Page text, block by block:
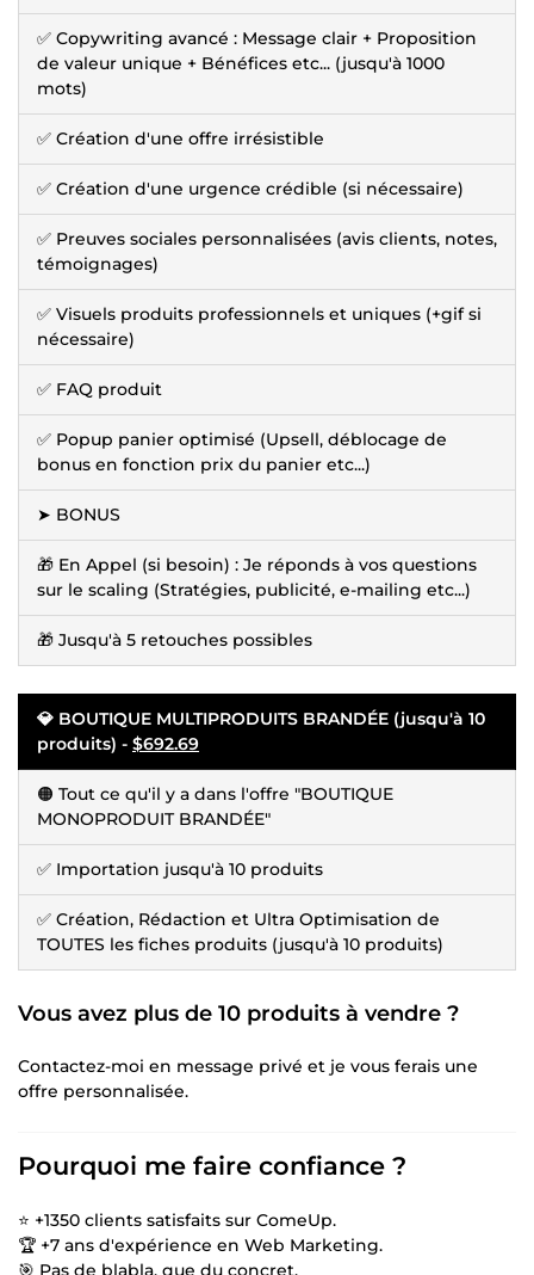
✅ Copywriting avancé : Message clair + Proposition
de valeur unique + Bénéfices etc... (jusqu'à 1000
mots)
✅ Création d'une offre irrésistible
✅ Création d'une urgence crédible (si nécessaire)
✅ Preuves sociales personnalisées (avis clients, notes,
témoignages)
✅ Visuels produits professionnels et uniques (+gif si
nécessaire)
✅ FAQ produit
✅ Popup panier optimisé (Upsell, déblocage de
bonus en fonction prix du panier etc...)
➤ BONUS
🎁 En Appel (si besoin) : Je réponds à vos questions
sur le scaling (Stratégies, publicité, e-mailing etc...)
🎁 Jusqu'à 5 retouches possibles
💎 BOUTIQUE MULTIPRODUITS BRANDÉE (jusqu'à 10
produits) - $692.69
🟠 Tout ce qu'il y a dans l'offre "BOUTIQUE
MONOPRODUIT BRANDÉE"
✅ Importation jusqu'à 10 produits
✅ Création, Rédaction et Ultra Optimisation de
TOUTES les fiches produits (jusqu'à 10 produits)
Vous avez plus de 10 produits à vendre ?
Contactez-moi en message privé et je vous ferais une
offre personnalisée.
Pourquoi me faire confiance ?
⭐ +1350 clients satisfaits sur ComeUp.
🏆 +7 ans d'expérience en Web Marketing.
🎯 Pas de blabla, que du concret.